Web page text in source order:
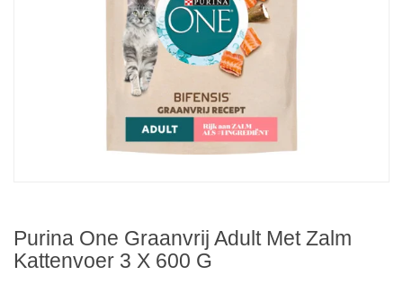
Purina One Graanvrij Adult Met Zalm
Kattenvoer 3 X 600 G